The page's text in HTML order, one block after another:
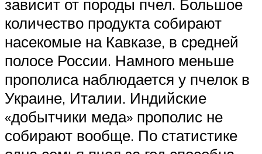
зависит от породы пчел. Большое
количество продукта собирают
насекомые на Кавказе, в средней
полосе России. Намного меньше
прополиса наблюдается у пчелок в
Украине, Италии. Индийские
«добытчики меда» прополис не
собирают вообще. По статистике